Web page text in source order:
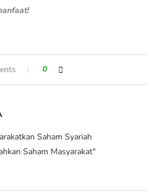
0
Saham Syariah
Saham Masyarakat"